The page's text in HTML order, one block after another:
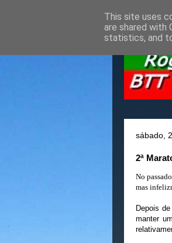
sábado,
2ª
No
mas
Depois
manter
This site uses
are shared with
statistics, and